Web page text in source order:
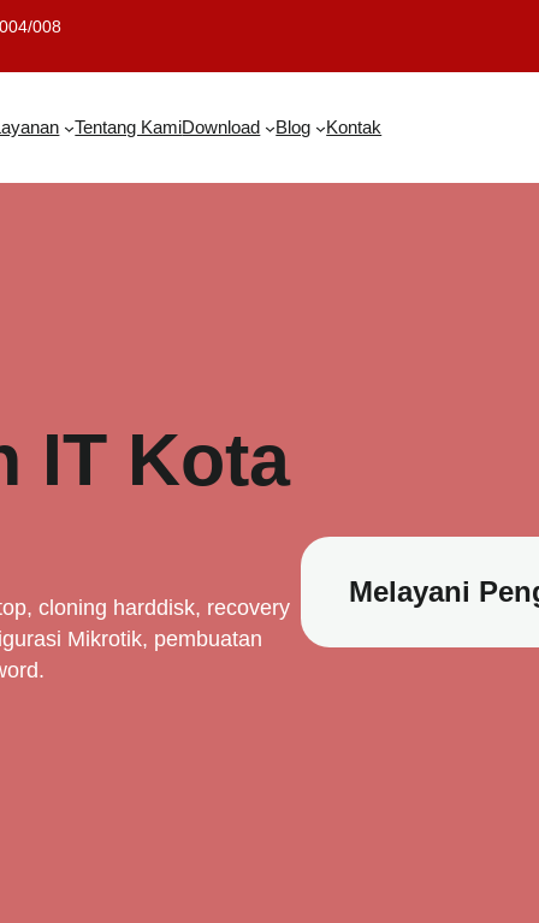
008
Tentang KamiDownload Blog Kontak
IT Kota
cloning harddisk, recovery
Mikrotik, pembuatan
Melayani